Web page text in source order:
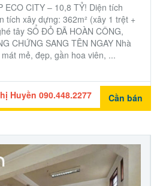
ECO CITY – 10,8 TỶ! Diện tích
tích xây dựng: 362m² (xây 1 trệt +
tây SỔ ĐỎ ĐÃ HOÀN CÔNG,
CHỨNG SANG TÊN NGAY Nhà
mẻ, đẹp, gần hoa viên, ...
Huyền 090.448.2277 Cần bán